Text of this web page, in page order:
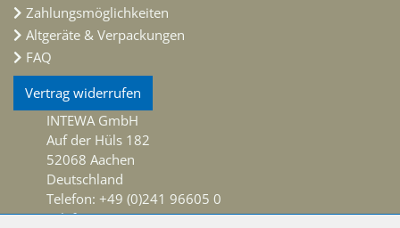
Zahlungsmöglichkeiten
Altgeräte & Verpackungen
FAQ
Vertrag widerrufen
INTEWA GmbH
Auf der Hüls 182
52068 Aachen
Deutschland
Telefon: +49 (0)241 96605 0
Telefax: +49 (0)241 96605 10